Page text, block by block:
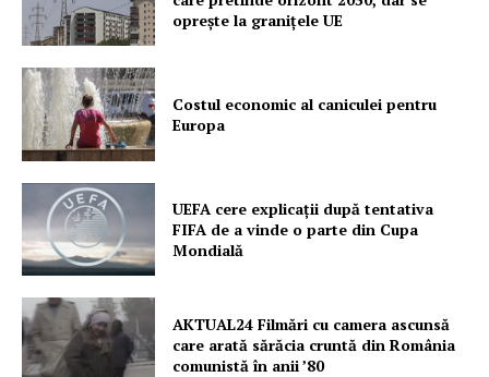
FREEDOM HOUSE ROMÂNIA
PRESShub
Despre noi / Echipa
Proiecte editoriale
Rețea
Contact
oprește la granițele UE
Costul economic al caniculei pentru
Europa
UEFA cere explicații după tentativa
FIFA de a vinde o parte din Cupa
Mondială
AKTUAL24 Filmări cu camera ascunsă
care arată sărăcia cruntă din România
comunistă în anii ’80